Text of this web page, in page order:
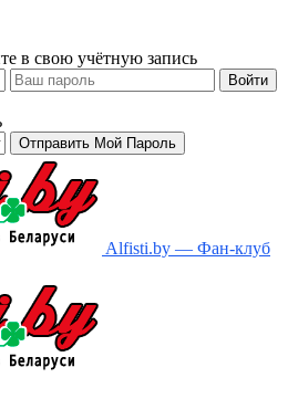
в свою учётную запись
Alfisti.by — Фан-клуб